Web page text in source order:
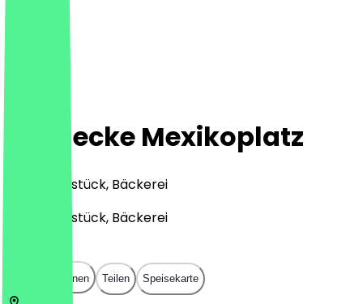
Steinecke Mexikoplatz
Café, Frühstück, Bäckerei
Café, Frühstück, Bäckerei
In App öffnen Teilen Speisekarte